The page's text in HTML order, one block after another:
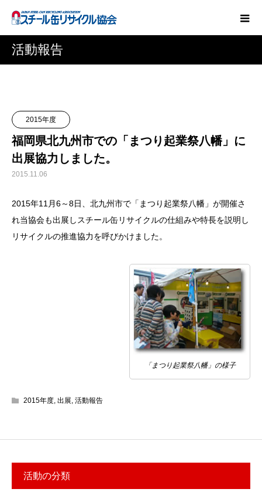
活動報告
2015年度
福岡県北九州市での「まつり起業祭八幡」に
出展協力しました。
2015.11.06
2015年11月6～8日、北九州市で「まつり起業祭八幡」が開催さ
れ当協会も出展しスチール缶リサイクルの仕組みや特長を説明し
リサイクルの推進協力を呼びかけました。
「まつり起業祭八幡」の様子
2015年度, 出展, 活動報告
活動の分類